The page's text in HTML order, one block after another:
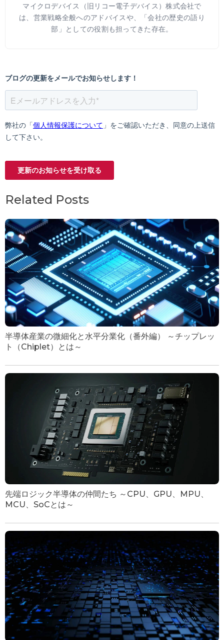
マイクロデバイス（旧リコー電子デバイス）株式会社で
は、営業戦略全般へのアドバイスや、「会社の歴史の語り
部」としての役割も担ってきた存在。
Related Posts
半導体産業の微細化と水平分業化（番外編） ～チップレッ
ト（Chiplet）とは～
先端ロジック半導体の仲間たち ～CPU、GPU、MPU、
MCU、SoCとは～